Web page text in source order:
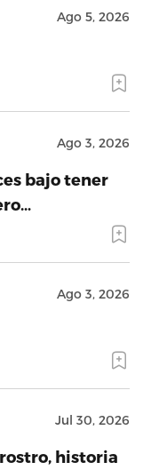
Ago 5, 2026
Ago 3, 2026
bajo tener
Ago 3, 2026
Jul 30, 2026
historia